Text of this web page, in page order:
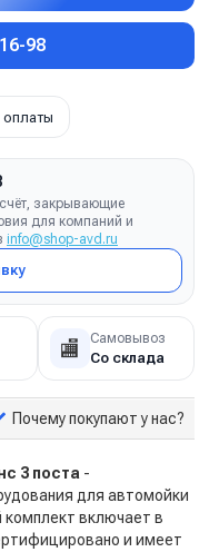
98
закрывающие
для компаний и
info@shop-avd.ru
🏬 Самовывоз
Со склада
Почему покупают у нас?
3 поста -
для автомойки
включает в
и имеет